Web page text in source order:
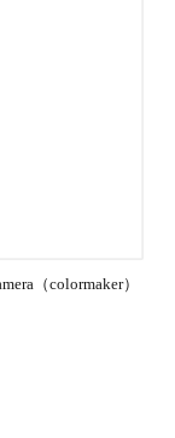
（colormaker）